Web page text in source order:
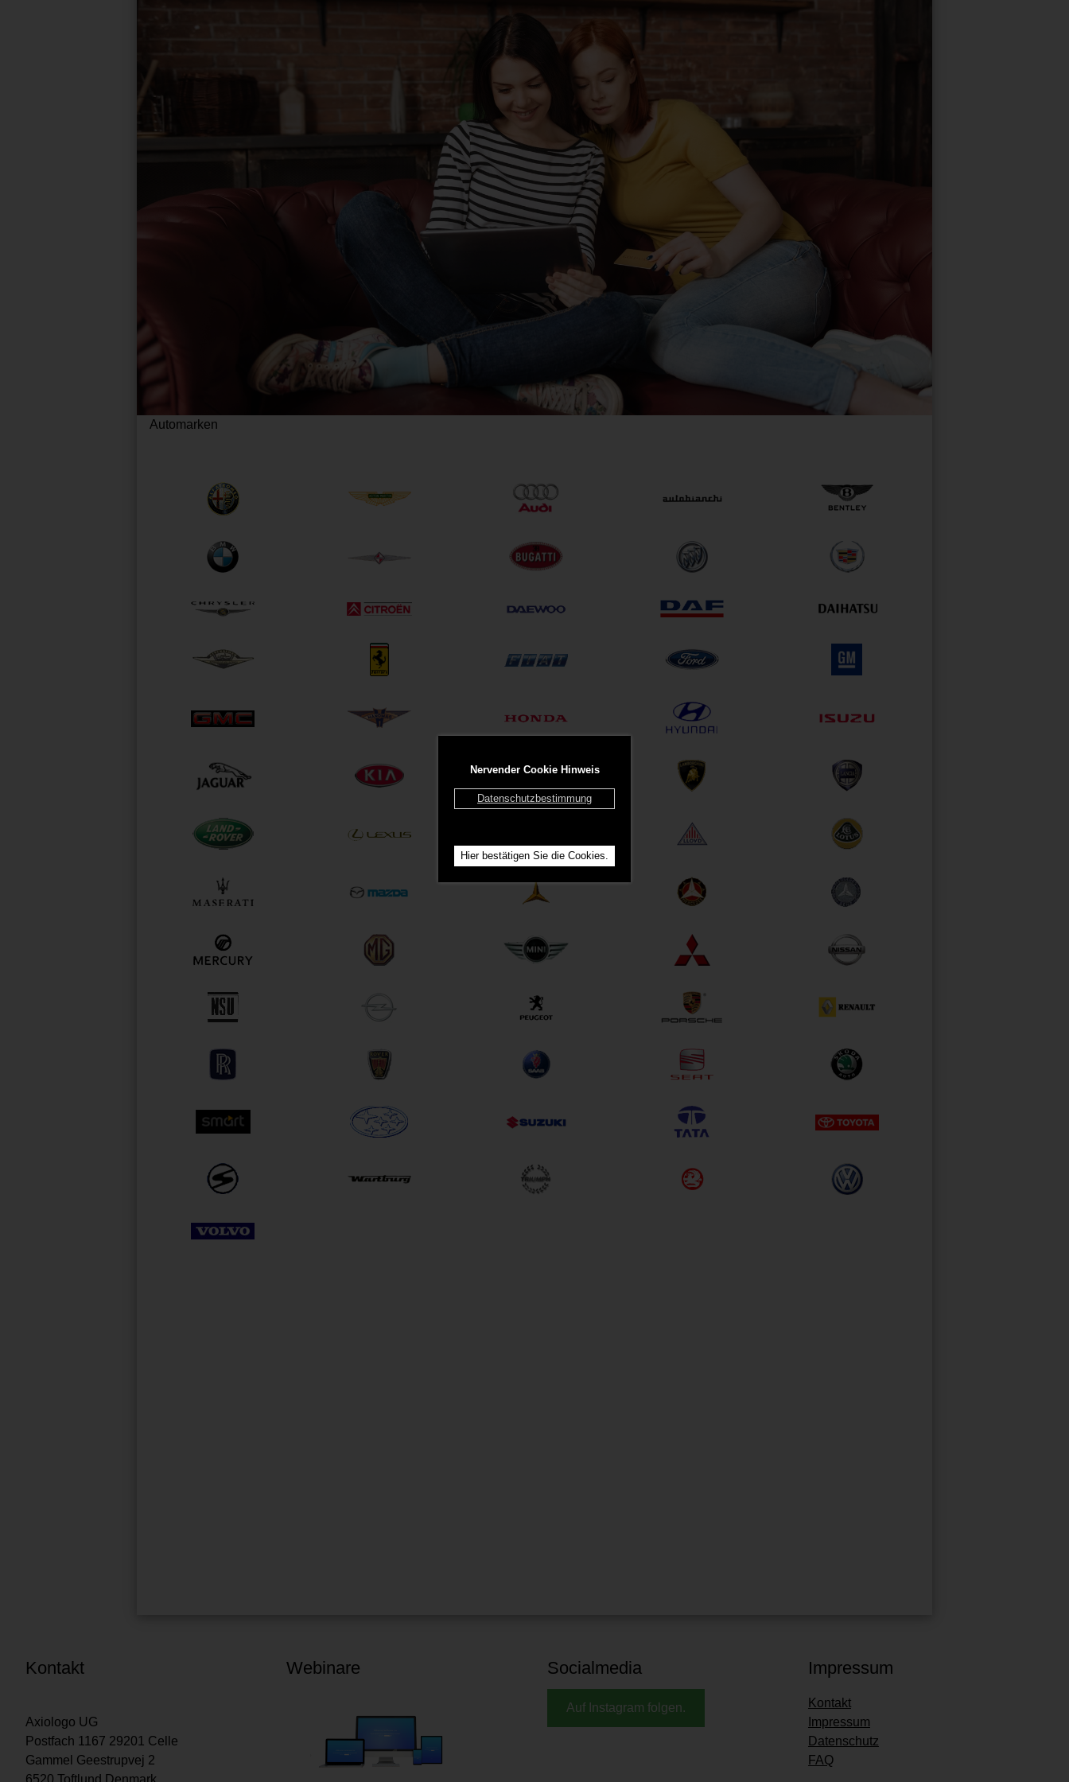
Nervender Cookie Hinweis
Datenschutzbestimmung
Hier bestätigen Sie die Cookies.
Automarken
Kontakt
Axiologo UG
Postfach 1167 29201 Celle
Gammel Geestrupvej 2
6520 Toftlund Denmark
Webinare Socialmedia
Auf Instagram folgen.
Impressum
Kontakt
Impressum
Datenschutz
FAQ